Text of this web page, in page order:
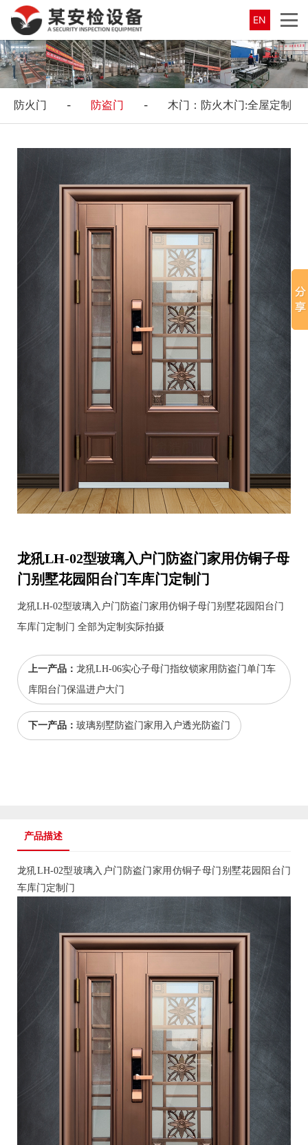
EN
防火门 - 防盗门 - 木门：防火木门:全屋定制
龙犼LH-02型玻璃入户门防盗门家用仿铜子母
门别墅花园阳台门车库门定制门
龙犼LH-02型玻璃入户门防盗门家用仿铜子母门别墅花园阳台门
车库门定制门 全部为定制实际拍摄
上一产品： 龙犼LH-06实心子母门指纹锁家用防盗门单门车
库阳台门保温进户大门
下一产品： 玻璃别墅防盗门家用入户透光防盗门
产品描述
龙犼LH-02型玻璃入户门 防盗门家用仿铜子母门别墅花园阳台门
车库门定制门